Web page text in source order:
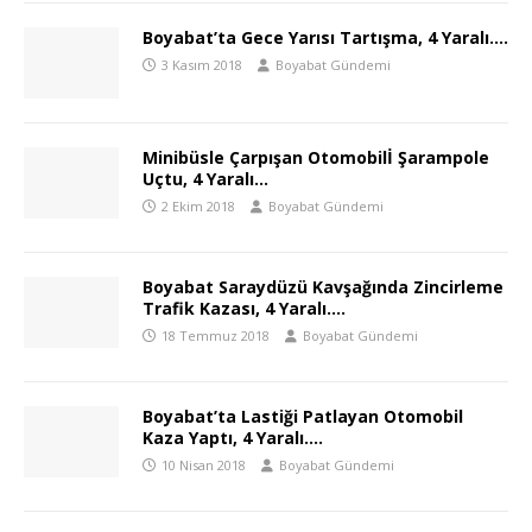
Boyabat’ta Gece Yarısı Tartışma, 4 Yaralı….
3 Kasım 2018 Boyabat Gündemi
Minibüsle Çarpışan Otomobilİ Şarampole
Uçtu, 4 Yaralı…
2 Ekim 2018 Boyabat Gündemi
Boyabat Saraydüzü Kavşağında Zincirleme
Trafik Kazası, 4 Yaralı….
18 Temmuz 2018 Boyabat Gündemi
Boyabat’ta Lastiği Patlayan Otomobil
Kaza Yaptı, 4 Yaralı….
10 Nisan 2018 Boyabat Gündemi